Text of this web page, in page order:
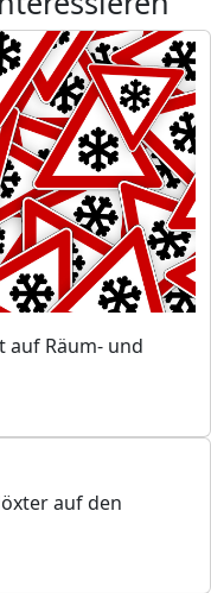
auf Räum- und
auf den